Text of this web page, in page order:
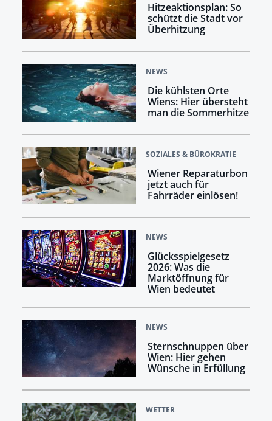
Hitzeaktionsplan: So
schützt die Stadt vor
Überhitzung
NEWS
Die kühlsten Orte
Wiens: Hier übersteht
man die Sommerhitze
SOZIALES & BÜROKRATIE
Wiener Reparaturbon
jetzt auch für
Fahrräder einlösen!
NEWS
Glücksspielgesetz
2026: Was die
Marktöffnung für
Wien bedeutet
NEWS
Sternschnuppen über
Wien: Hier gehen
Wünsche in Erfüllung
WETTER